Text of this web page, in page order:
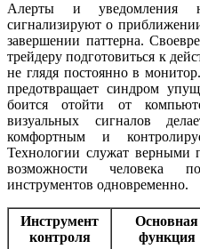
Алерты и уведомления
сигнализируют о
завершении паттерна.
трейдеру подготовиться к
не глядя постоянно в
предотвращает синдром
боится отойти от
визуальных сигналов
комфортным и
Технологии служат
возможности человека
инструментов одновременно.
Инструмент
контроля
Основная
функция